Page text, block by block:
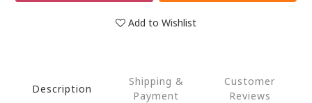
Add to Wishlist
Description
Shipping &
Payment
Customer
Reviews